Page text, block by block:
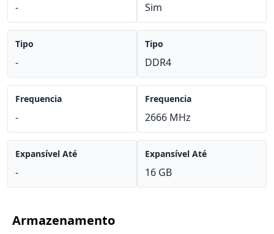
-
Tipo
-
Frequencia
-
Expansível Até
-
Sim
Tipo
DDR4
Frequencia
2666 MHz
Expansível Até
16 GB
Armazenamento